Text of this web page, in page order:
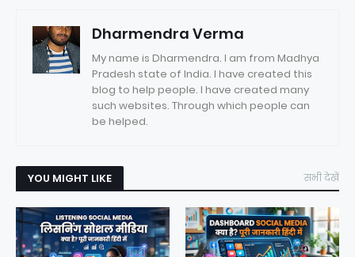
Dharmendra Verma
My name is Dharmendra. I am from Madhya
Pradesh state of India. I have created this
blog to help people. I have created many
such websites. Through which people can
be helped.
YOU MIGHT LIKE सभी देखें